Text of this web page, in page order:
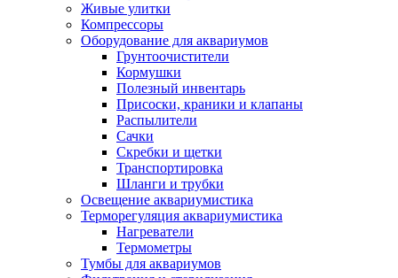
Живые улитки
Компрессоры
Оборудование для аквариумов
Грунтоочистители
Кормушки
Полезный инвентарь
Присоски, краники и клапаны
Распылители
Сачки
Скребки и щетки
Транспортировка
Шланги и трубки
Освещение аквариумистика
Терморегуляция аквариумистика
Нагреватели
Термометры
Тумбы для аквариумов